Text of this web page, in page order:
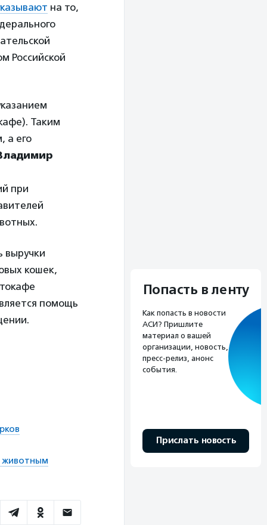
на то,
Российской
Таким
а его
при
выручки
кошек,
помощь
животным
Попасть в ленту
Как попасть в новости
АСИ? Пришлите
материал о вашей
организации, новость,
пресс-релиз, анонс
события.
Прислать новость